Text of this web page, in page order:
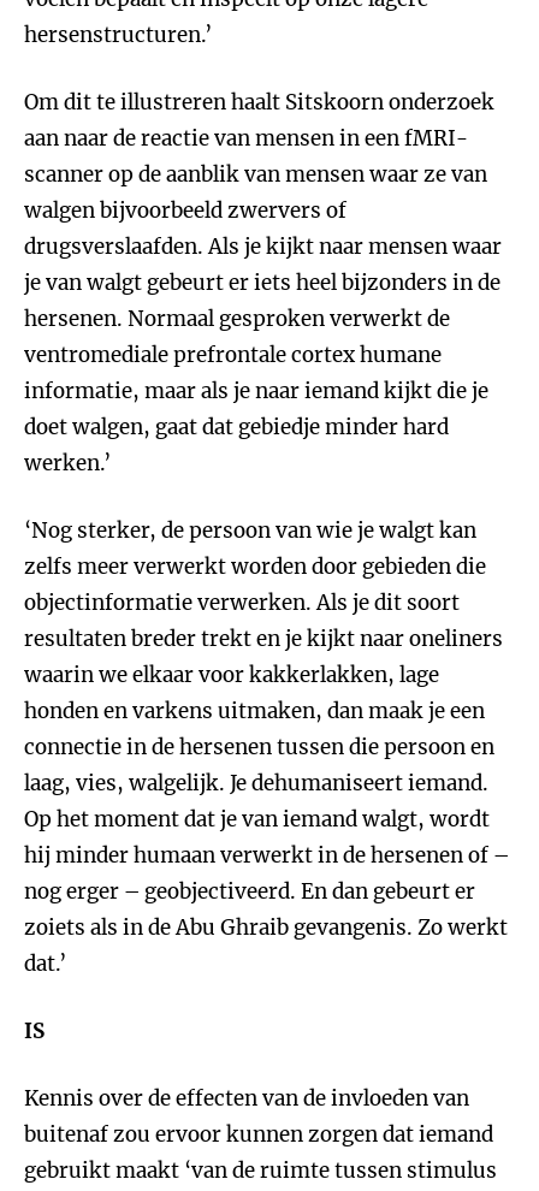
hersenstructuren.’
Om dit te illustreren haalt Sitskoorn onderzoek
aan naar de reactie van mensen in een fMRI-
scanner op de aanblik van mensen waar ze van
walgen bijvoorbeeld zwervers of
drugsverslaafden. Als je kijkt naar mensen waar
je van walgt gebeurt er iets heel bijzonders in de
hersenen. Normaal gesproken verwerkt de
ventromediale prefrontale cortex humane
informatie, maar als je naar iemand kijkt die je
doet walgen, gaat dat gebiedje minder hard
werken.’
‘Nog sterker, de persoon van wie je walgt kan
zelfs meer verwerkt worden door gebieden die
objectinformatie verwerken. Als je dit soort
resultaten breder trekt en je kijkt naar oneliners
waarin we elkaar voor kakkerlakken, lage
honden en varkens uitmaken, dan maak je een
connectie in de hersenen tussen die persoon en
laag, vies, walgelijk. Je dehumaniseert iemand.
Op het moment dat je van iemand walgt, wordt
hij minder humaan verwerkt in de hersenen of –
nog erger – geobjectiveerd. En dan gebeurt er
zoiets als in de Abu Ghraib gevangenis. Zo werkt
dat.’
IS
Kennis over de effecten van de invloeden van
buitenaf zou ervoor kunnen zorgen dat iemand
gebruikt maakt ‘van de ruimte tussen stimulus